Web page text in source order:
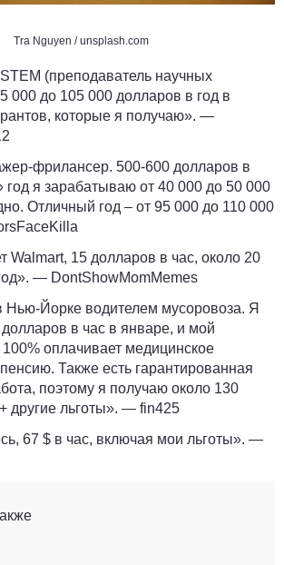
Tra Nguyen / unsplash.com
(преподаватель научных
000 до 105 000 долларов в год в
которые я получаю». —
фрилансер. 500-600 долларов в
год я зарабатываю от 40 000 до 50 000
Отличный год – от 95 000 до 110 000
Walmart, 15 долларов в час, около 20
— DontShowMomMemes
Нью-Йорке водителем мусоровоза. Я
в час в январе, и мой
100% оплачивает медицинское
Также есть гарантированная
поэтому я получаю около 130
другие льготы». — fin425
67 $ в час, включая мои льготы». —